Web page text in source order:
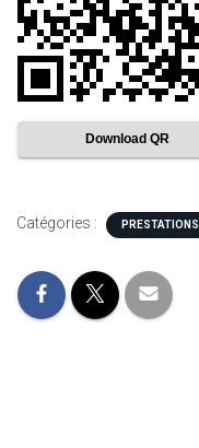
Download QR
Catégories : PRESTATIONS